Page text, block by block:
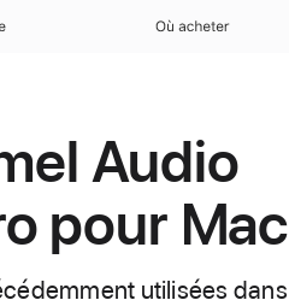
Où acheter
Audio
pour Mac
utilisées dans